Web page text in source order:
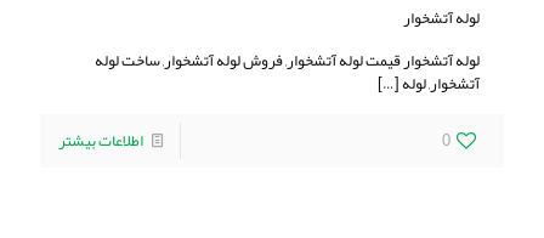
لوله آتشخوار
لوله آتشخوار قیمت لوله آتشخوار, فروش لوله آتشخوار, ساخت لوله
آتشخوار, لوله[…]
0
اطلاعات بیشتر